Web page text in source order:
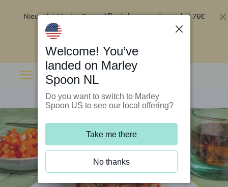
Nieuw bij Marley Spoon?Bestel nu en ontvang tot 76€
Welcome! You’ve
landed on Marley
Spoon NL
Do you want to switch to Marley
Spoon US to see our local offering?
Take me there
No thanks